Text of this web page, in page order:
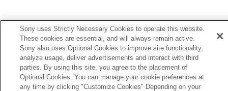
Sony uses Strictly Necessary Cookies to operate this website.
These cookies are essential, and will always remain active.
Sony also uses Optional Cookies to improve site functionality,
analyze usage, deliver advertisements and interact with third
parties. By using this site, you agree to the placement of
Optional Cookies. You can manage your cookie preferences at
any time by clicking "Customize Cookies" Depending on your